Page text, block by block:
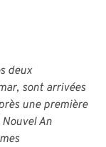
deux
sont arrivées
une première
An